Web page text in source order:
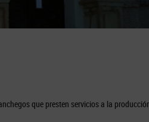
que presten servicios a la